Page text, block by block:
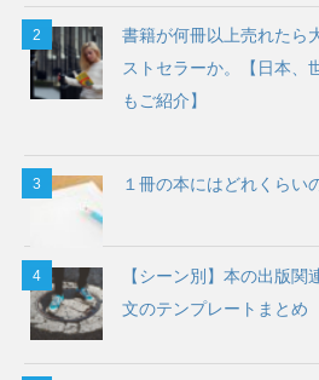
書籍が何冊以上売れたら
ストセラーか。【日本、
もご紹介】
１冊の本にはどれくらい
【シーン別】本の出版関
文のテンプレートまとめ